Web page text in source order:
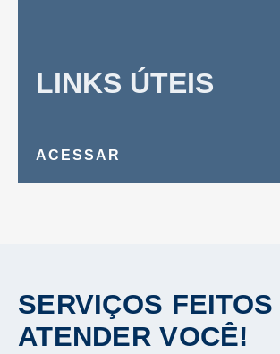
LINKS ÚTEIS
ACESSAR
SERVIÇOS
ATENDER VOCÊ!